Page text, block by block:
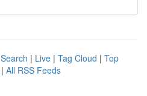
| Live | Tag Cloud | Top
| All RSS Feeds